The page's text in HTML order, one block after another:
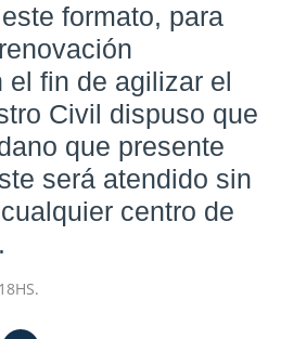
formato, para
el fin de agilizar el
Civil dispuso que
que presente
será atendido sin
centro de